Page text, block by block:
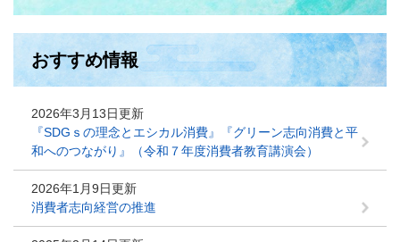
おすすめ情報
2026年3月13日更新
『SDGｓの理念とエシカル消費』『グリーン志向消費と平
和へのつながり』（令和７年度消費者教育講演会）
2026年1月9日更新
消費者志向経営の推進